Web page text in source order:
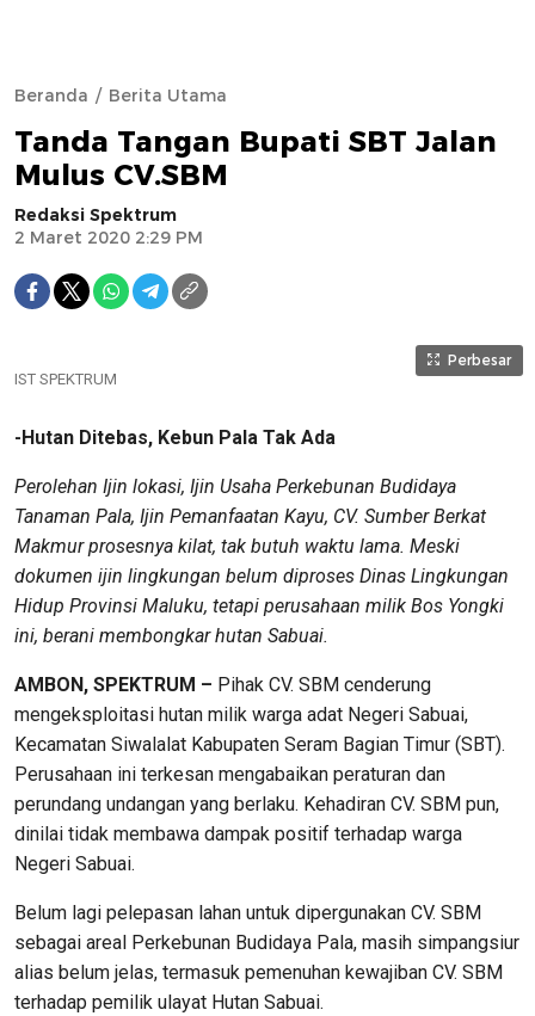
Beranda Berita Utama
Tanda Tangan Bupati SBT Jalan
Mulus CV.SBM
Redaksi Spektrum
2 Maret 2020 2:29 PM
Perbesar
IST SPEKTRUM
-Hutan Ditebas, Kebun Pala Tak Ada
Perolehan Ijin lokasi, Ijin Usaha Perkebunan Budidaya
Tanaman Pala, Ijin Pemanfaatan Kayu, CV. Sumber Berkat
Makmur prosesnya kilat, tak butuh waktu lama. Meski
dokumen ijin lingkungan belum diproses Dinas Lingkungan
Hidup Provinsi Maluku, tetapi perusahaan milik Bos Yongki
ini, berani membongkar hutan Sabuai.
AMBON, SPEKTRUM – Pihak CV. SBM cenderung
mengeksploitasi hutan milik warga adat Negeri Sabuai,
Kecamatan Siwalalat Kabupaten Seram Bagian Timur (SBT).
Perusahaan ini terkesan mengabaikan peraturan dan
perundang undangan yang berlaku. Kehadiran CV. SBM pun,
dinilai tidak membawa dampak positif terhadap warga
Negeri Sabuai.
Belum lagi pelepasan lahan untuk dipergunakan CV. SBM
sebagai areal Perkebunan Budidaya Pala, masih simpangsiur
alias belum jelas, termasuk pemenuhan kewajiban CV. SBM
terhadap pemilik ulayat Hutan Sabuai.